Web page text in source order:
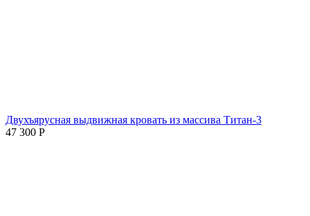
Двухъярусная выдвижная кровать из массива Титан-3
47 300 Р